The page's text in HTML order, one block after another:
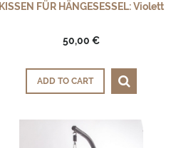
KISSEN FÜR HÄNGESESSEL: Violett
50,00 €
ADD TO CART